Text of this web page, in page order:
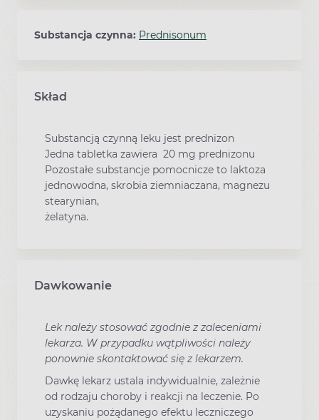
Substancja czynna: Prednisonum
Skład
Substancją czynną leku jest prednizon
Jedna tabletka zawiera 20 mg prednizonu
Pozostałe substancje pomocnicze to laktoza
jednowodna, skrobia ziemniaczana, magnezu
stearynian,
żelatyna.
Dawkowanie
Lek należy stosować zgodnie z zaleceniami
lekarza. W przypadku wątpliwości należy
ponownie skontaktować się z lekarzem.
Dawkę lekarz ustala indywidualnie, zależnie
od rodzaju choroby i reakcji na leczenie. Po
uzyskaniu pożądanego efektu leczniczego